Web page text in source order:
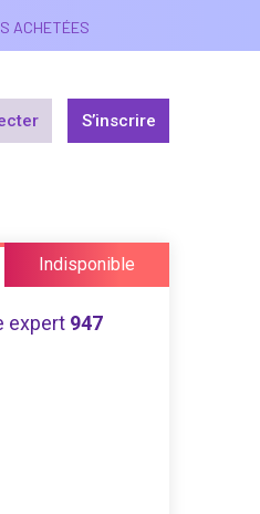
ACHETÉES
S’inscrire
Indisponible
expert 947